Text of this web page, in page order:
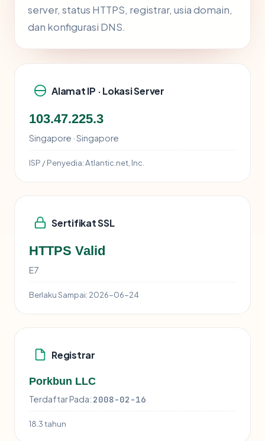
server, status HTTPS, registrar, usia domain,
dan konfigurasi DNS.
Alamat IP · Lokasi Server
103.47.225.3
Singapore · Singapore
ISP / Penyedia:Atlantic.net, Inc.
Sertifikat SSL
HTTPS Valid
E7
Berlaku Sampai: 2026-06-24
Registrar
Porkbun LLC
Terdaftar Pada: 2008-02-16
18.3 tahun